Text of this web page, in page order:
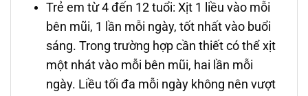
Trẻ em từ 4 đến 12 tuổi: Xịt 1 liều vào mỗi
bên mũi, 1 lần mỗi ngày, tốt nhất vào buổi
sáng. Trong trường hợp cần thiết có thể xịt
một nhát vào mỗi bên mũi, hai lần mỗi
ngày. Liều tối đa mỗi ngày không nên vượt